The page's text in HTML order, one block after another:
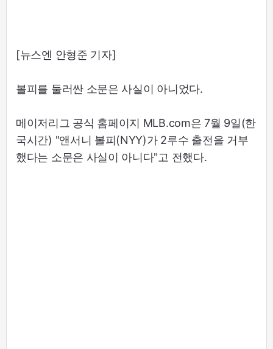
[뉴스엔 안형준 기자]
볼피를 둘러싼 소문은 사실이 아니었다.
메이저리그 공식 홈페이지 MLB.com은 7월 9일(한
국시간) "앤서니 볼피(NYY)가 2루수 출전을 거부
했다는 소문은 사실이 아니다"고 전했다.